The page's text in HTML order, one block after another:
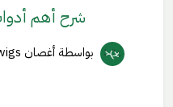
شرح أهم
بواسطة أغصان twigs